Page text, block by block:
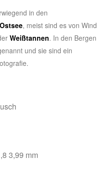
in den
, meist sind es von Wind
Weißtannen. In den Bergen
und sie sind ein
3,99 mm